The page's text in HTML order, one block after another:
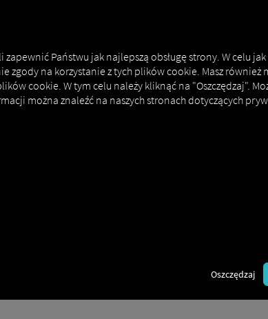
Państwu jak najlepszą obsługę strony. W celu
zgody na korzystanie z tych plików cookie. Masz również
cookie. W tym celu należy kliknąć na "Oszczędzaj".
można znaleźć na naszych stronach dotyczących
Oszczędzaj